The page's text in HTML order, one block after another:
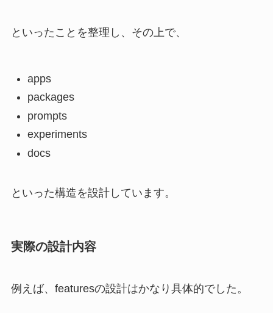
といったことを整理し、その上で、
apps
packages
prompts
experiments
docs
といった構造を設計しています。
実際の設計内容
例えば、featuresの設計はかなり具体的でした。